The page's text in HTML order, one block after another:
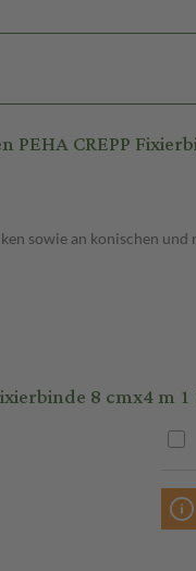
CREPP
sowie an konischen
8 cmx4 m